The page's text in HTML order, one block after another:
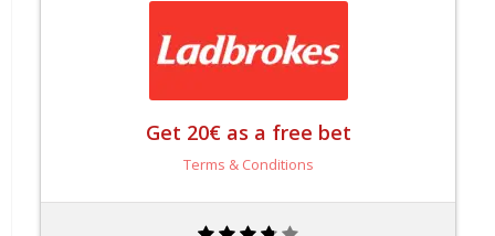
Get 20€ as a free bet
Terms & Conditions